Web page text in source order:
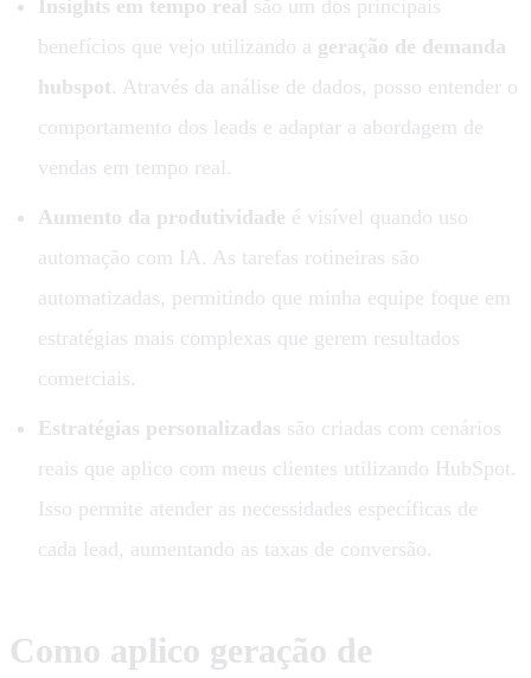
Insights em tempo real são um dos principais
benefícios que vejo utilizando a geração de demanda
hubspot. Através da análise de dados, posso entender o
comportamento dos leads e adaptar a abordagem de
vendas em tempo real.
Aumento da produtividade é visível quando uso
automação com IA. As tarefas rotineiras são
automatizadas, permitindo que minha equipe foque em
estratégias mais complexas que gerem resultados
comerciais.
Estratégias personalizadas são criadas com cenários
reais que aplico com meus clientes utilizando HubSpot.
Isso permite atender as necessidades específicas de
cada lead, aumentando as taxas de conversão.
Como aplico geração de